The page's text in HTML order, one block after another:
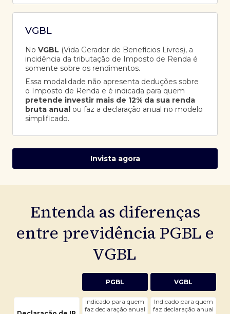
VGBL
No VGBL (Vida Gerador de Benefícios Livres), a
incidência da tributação de Imposto de Renda é
somente sobre os rendimentos.
Essa modalidade não apresenta deduções sobre
o Imposto de Renda e é indicada para quem
pretende investir mais de 12% da sua renda
bruta anual ou faz a declaração anual no modelo
simplificado.
Invista agora
Entenda as diferenças
entre previdência PGBL e
VGBL
PGBL VGBL
Indicado para quem
faz declaração anual
Indicado para quem
faz declaração anual